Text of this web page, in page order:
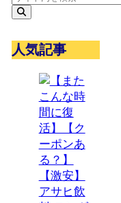
人気記事